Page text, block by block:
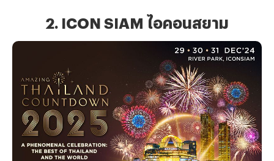
2. ICON SIAM ไอคอนสยาม